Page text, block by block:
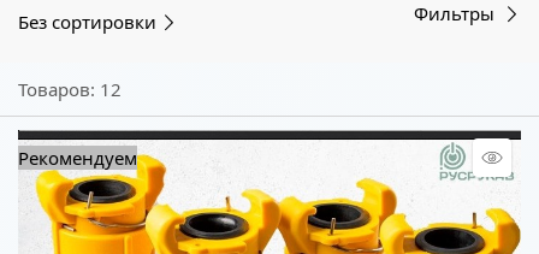
Без сортировки Фильтры
Товаров: 12
Рекомендуем